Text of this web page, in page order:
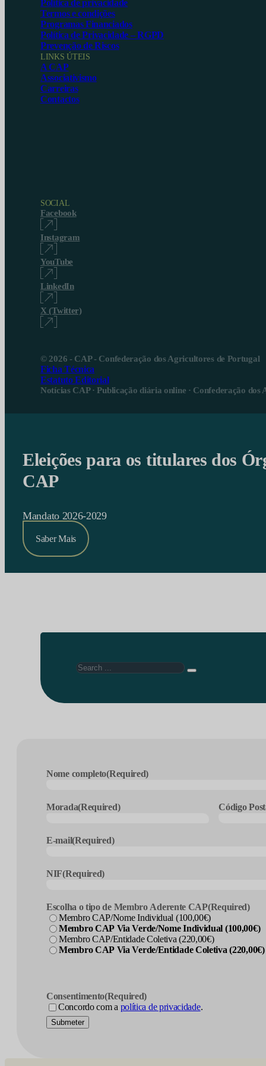
Política de privacidade
Termos e condições
Programas Financiados
Política de Privacidade – RGPD
Prevenção de Riscos
LINKS ÚTEIS
A CAP
Associativismo
Carreiras
Contactos
SOCIAL
Facebook
Instagram
YouTube
LinkedIn
X (Twitter)
© 2026 - CAP - Confederação dos Agricultores de Portugal
Ficha Técnica
Estatuto Editorial
Notícias CAP · Publicação diária online · Confederação
Eleições para os titulares dos
CAP
Mandato 2026-2029
Saber Mais
Search
Nome completo(Required)
Morada(Required) Código
E-mail(Required)
NIF(Required)
Escolha o tipo de Membro Aderente CAP(Required)
Membro CAP/Nome Individual (100,00€)
Membro CAP Via Verde/Nome Individual (100,00€)
Membro CAP/Entidade Coletiva (220,00€)
Membro CAP Via Verde/Entidade Coletiva (220,00€)
Consentimento(Required)
Concordo com a política de privacidade.
Submeter